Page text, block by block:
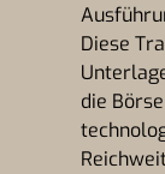
Diese
die